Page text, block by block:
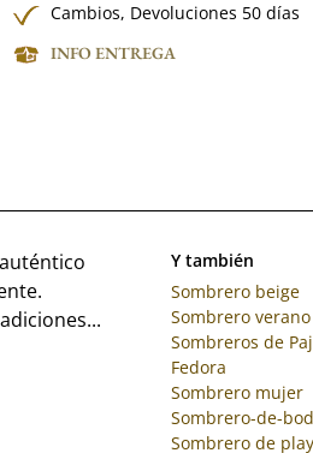
Cambios, Devoluciones 50 días
INFO ENTREGA
Y también
Sombrero beige
Sombrero verano
Sombreros de
Fedora
Sombrero mujer
Sombrero-de-
Sombrero de